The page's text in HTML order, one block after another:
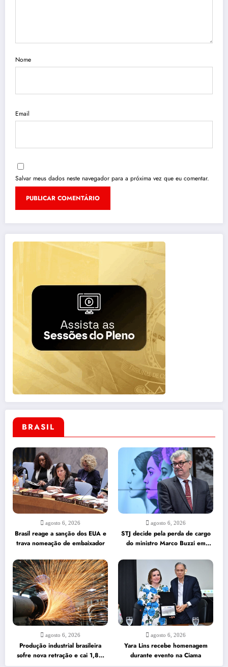
BRASIL
agosto 6, 2026
Brasil reage a sanção dos EUA e
trava nomeação de embaixador
agosto 6, 2026
STJ decide pela perda de cargo
do ministro Marco Buzzi em
agosto 6, 2026
Produção industrial brasileira
sofre nova retração e cai 1,8%
em junho
agosto 6, 2026
Yara Lins recebe homenagem
durante evento na Ciama
Nome
Email
Salvar meus dados neste navegador para a próxima vez que eu comentar.